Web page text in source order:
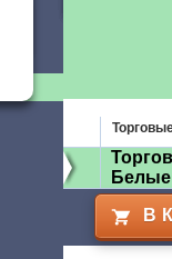
Белые
В